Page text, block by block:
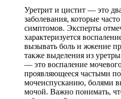
Уретрит и цистит — это
заболевания, которые
симптомов. Эксперты
характеризуется
вызывать боль и жжение
также выделения из
— это воспаление
проявляющееся частыми
мочеиспусканию, болями
мочой. Важно понимать,